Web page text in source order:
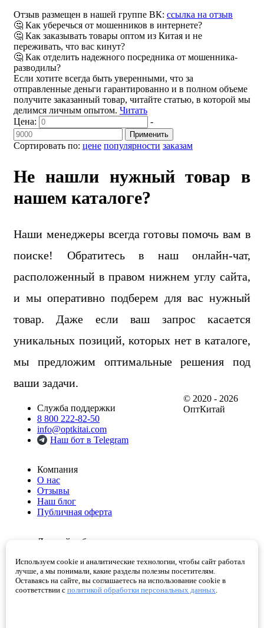
Отзыв размещен в нашей группе ВК: ссылка на отзыв
🤔 Как уберечься от мошенников в интернете?
🤔 Как заказывать товары оптом из Китая и не
переживать, что вас кинут?
🤔 Как отделить надежного посредника от мошенника-
разводилы?
Если хотите всегда быть уверенными, что за
отправленные деньги гарантированно и в полном объеме
получите заказанный товар, читайте статью, в которой мы
делимся личным опытом. Читать
Сортировать по: цене популярности заказам
Цена: -
Применить
Не нашли нужный товар в
нашем каталоге?
Наши менеджеры всегда готовы помочь вам в
поиске! Обратитесь в наш онлайн-чат,
расположенный в правом нижнем углу сайта,
и мы оперативно подберем для вас нужный
товар. Даже если ваш запрос касается
уникальных позиций, которых нет в каталоге,
мы предложим оптимальные решения под
ваши задачи.
Служба поддержки
8 800 222-82-50
info@optkitai.com
Наш бот в Telegram
Компания
О нас
Отзывы
Наш блог
Публичная оферта
Личный кабинет
Избранное
Корзина
Проверенные поставщики
© 2020 - 2026
ОптКитай
Используем cookie и аналитические технологии, чтобы сайт работал
лучше, а мы понимали, какие разделы полезны посетителям.
Оставаясь на сайте, вы соглашаетесь на использование cookie в
соответствии с политикой обработки персональных данных.